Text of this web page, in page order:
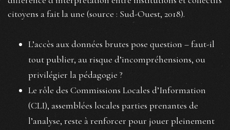
citoyens a fait la une (source : Sud-Ouest, 2018).
L’accès aux données brutes pose question – faut-il
tout publier, au risque d’incompréhensions, ou
privilégier la pédagogie ?
Le rôle des Commissions Locales d’Information
(CLI), assemblées locales parties prenantes de
l’analyse, reste à renforcer pour jouer pleinement